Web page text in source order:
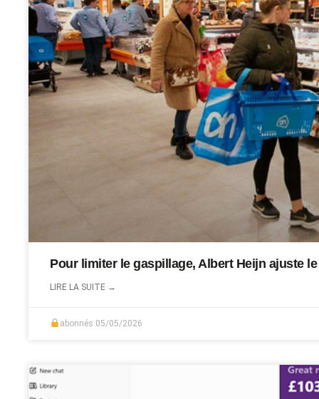
Pour limiter le gaspillage, Albert Heijn ajuste
LIRE LA SUITE →
abonnés 05/05/2026